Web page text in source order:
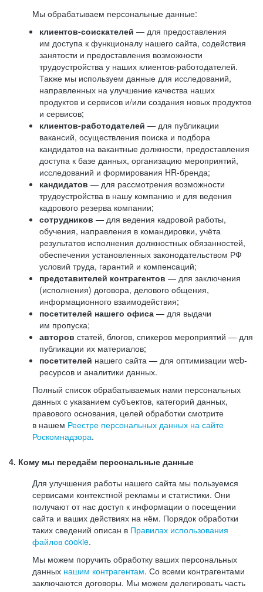
Мы обрабатываем персональные данные:
клиентов-соискателей — для предоставления
им доступа к функционалу нашего сайта, содействия
занятости и предоставления возможности
трудоустройства у наших клиентов-работодателей.
Также мы используем данные для исследований,
направленных на улучшение качества наших
продуктов и сервисов и/или создания новых продуктов
и сервисов;
клиентов-работодателей — для публикации
вакансий, осуществления поиска и подбора
кандидатов на вакантные должности, предоставления
доступа к базе данных, организацию мероприятий,
исследований и формирования HR-бренда;
кандидатов — для рассмотрения возможности
трудоустройства в нашу компанию и для ведения
кадрового резерва компании;
сотрудников — для ведения кадровой работы,
обучения, направления в командировки, учёта
результатов исполнения должностных обязанностей,
обеспечения установленных законодательством РФ
условий труда, гарантий и компенсаций;
представителей контрагентов — для заключения
(исполнения) договора, делового общения,
информационного взаимодействия;
посетителей нашего офиса — для выдачи
им пропуска;
авторов статей, блогов, спикеров мероприятий — для
публикации их материалов;
посетителей нашего сайта — для оптимизации web-
ресурсов и аналитики данных.
Полный список обрабатываемых нами персональных
данных с указанием субъектов, категорий данных,
правового основания, целей обработки смотрите
в нашем Реестре персональных данных на сайте
Роскомнадзора.
4. Кому мы передаём персональные данные
Для улучшения работы нашего сайта мы пользуемся
сервисами контекстной рекламы и статистики. Они
получают от нас доступ к информации о посещении
сайта и ваших действиях на нём. Порядок обработки
таких сведений описан в Правилах использования
файлов cookie.
Мы можем поручить обработку ваших персональных
данных нашим контрагентам. Со всеми контрагентами
заключаются договоры. Мы можем делегировать часть